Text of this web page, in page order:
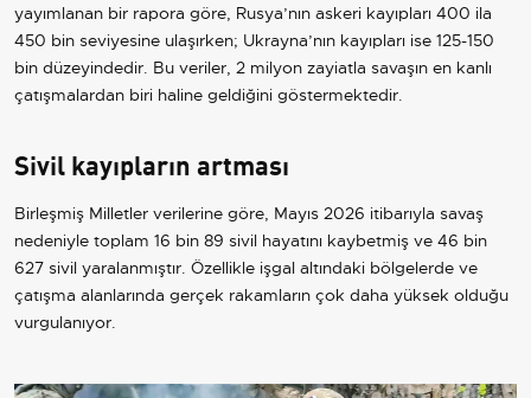
yayımlanan bir rapora göre, Rusya’nın askeri kayıpları 400 ila
450 bin seviyesine ulaşırken; Ukrayna’nın kayıpları ise 125-150
bin düzeyindedir. Bu veriler, 2 milyon zayiatla savaşın en kanlı
çatışmalardan biri haline geldiğini göstermektedir.
Sivil kayıpların artması
Birleşmiş Milletler verilerine göre, Mayıs 2026 itibarıyla savaş
nedeniyle toplam 16 bin 89 sivil hayatını kaybetmiş ve 46 bin
627 sivil yaralanmıştır. Özellikle işgal altındaki bölgelerde ve
çatışma alanlarında gerçek rakamların çok daha yüksek olduğu
vurgulanıyor.